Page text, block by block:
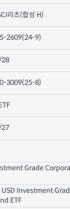
리츠(합성 H)
2609(24-9)
28
3009(25-8)
27
Grade
USD Investment
ETF